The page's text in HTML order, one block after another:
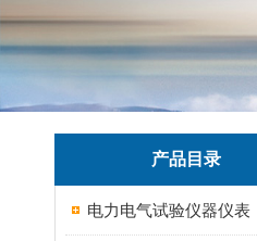
产品目录
电力电气试验仪器仪表